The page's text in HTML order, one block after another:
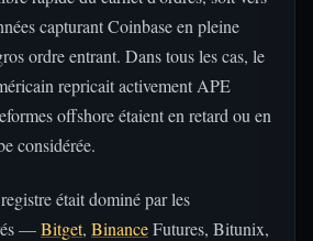
capturant Coinbase en pleine
ordre entrant. Dans tous les cas, le
repricait activement APE
offshore étaient en retard ou en
considérée.
était dominé par les
—Bitget, BinanceFutures, Bitunix,